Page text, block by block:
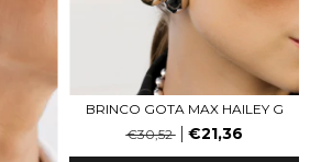
BRINCO GOTA MAX HAILEY G
€30,52
€21,36